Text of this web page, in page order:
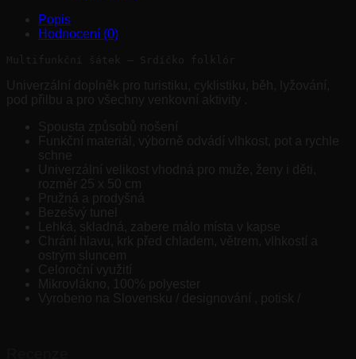
Popis
Hodnocení (0)
Univerzální doplněk pro turistiku, cyklistiku, běh, lyžování,
pod přilbu a pro všechny venkovní aktivity .
Spousta způsobů nošení
Funkční materiál, výborně odvádí vlhkost, pot a rychle
schne
Univerzální velikost vhodná pro muže, ženy i děti,
rozměr 25 x 50 cm
Pružná a prodyšná
Bezešvý tunel
Lehká, skladná, zabere málo místa v kapse
Chrání hlavu, krk před chladem, větrem, vlhkostí a
ostrým sluncem
Celoroční využití
Mikrovlákno, 100% polyester
Vyrobeno na Slovensku / designování , potisk /